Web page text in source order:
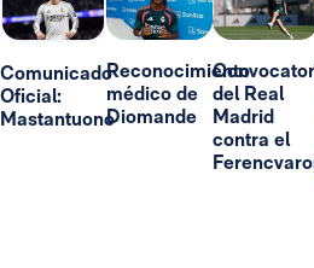
Comunicado
Oficial:
Mastantuono
Reconocimiento
médico de
Diomande
del Real
Madrid
contra el